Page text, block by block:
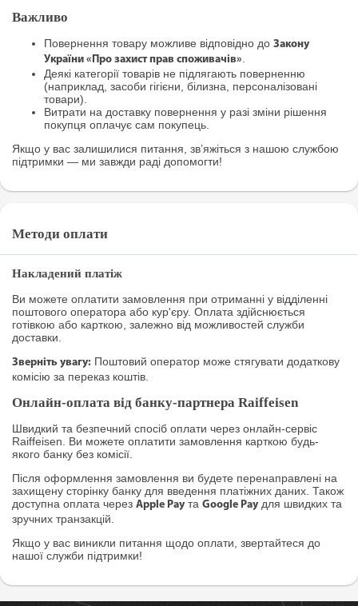
Важливо
Повернення товару можливе відповідно до Закону
України «Про захист прав споживачів».
Деякі категорії товарів не підлягають поверненню
(наприклад, засоби гігієни, білизна, персоналізовані
товари).
Витрати на доставку повернення у разі зміни рішення
покупця оплачує сам покупець.
Якщо у вас залишилися питання, зв’яжіться з нашою службою
підтримки — ми завжди раді допомогти!
Методи оплати
Накладений платіж
Ви можете оплатити замовлення при отриманні у відділенні
поштового оператора або кур'єру. Оплата здійснюється
готівкою або карткою, залежно від можливостей служби
доставки.
Зверніть увагу: Поштовий оператор може стягувати додаткову
комісію за переказ коштів.
Онлайн-оплата від банку-партнера Raiffeisen
Швидкий та безпечний спосіб оплати через онлайн-сервіс
Raiffeisen. Ви можете оплатити замовлення карткою будь-
якого банку без комісії.
Після оформлення замовлення ви будете перенаправлені на
захищену сторінку банку для введення платіжних даних. Також
доступна оплата через Apple Pay та Google Pay для швидких та
зручних транзакцій.
Якщо у вас виникли питання щодо оплати, звертайтеся до
нашої служби підтримки!